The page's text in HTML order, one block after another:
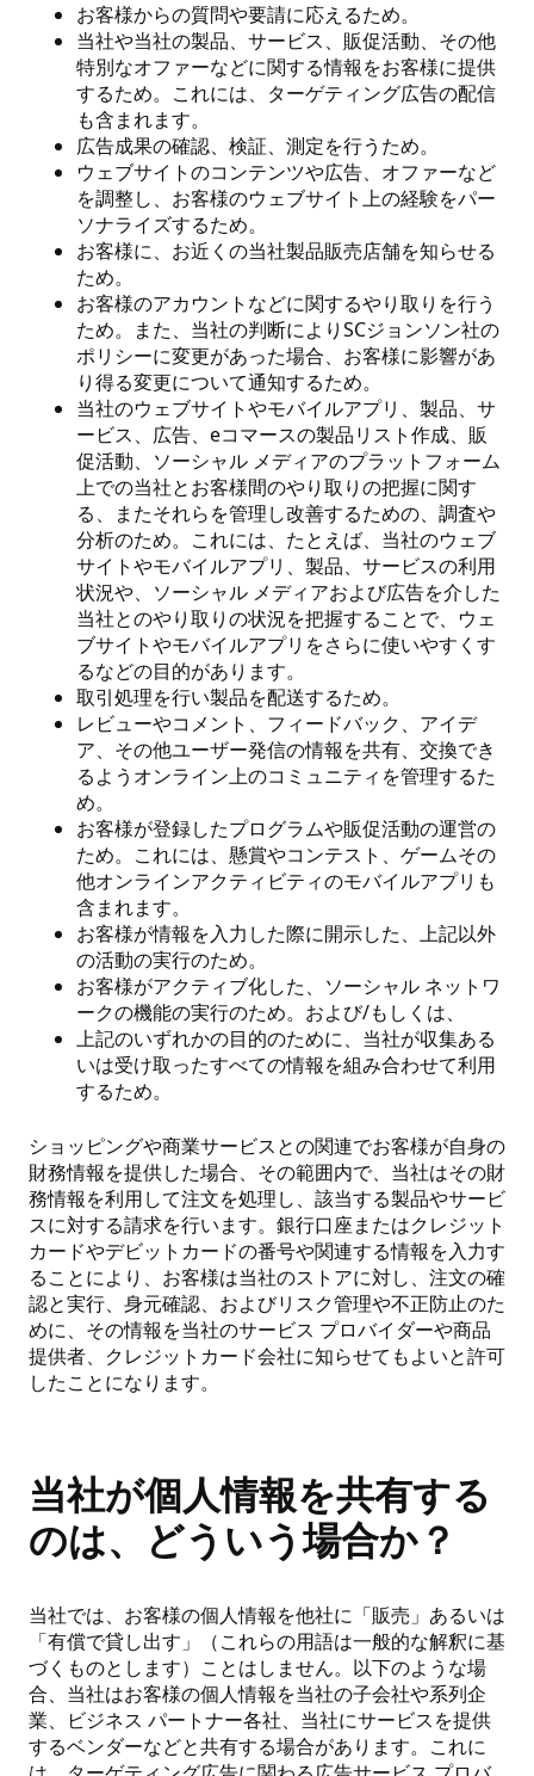
お客様からの質問や要請に応えるため。
当社や当社の製品、サービス、販促活動、その他
特別なオファーなどに関する情報をお客様に提供
するため。これには、ターゲティング広告の配信
も含まれます。
広告成果の確認、検証、測定を行うため。
ウェブサイトのコンテンツや広告、オファーなど
を調整し、お客様のウェブサイト上の経験をパー
ソナライズするため。
お客様に、お近くの当社製品販売店舗を知らせる
ため。
お客様のアカウントなどに関するやり取りを行う
ため。また、当社の判断によりSCジョンソン社の
ポリシーに変更があった場合、お客様に影響があ
り得る変更について通知するため。
当社のウェブサイトやモバイルアプリ、製品、サ
ービス、広告、eコマースの製品リスト作成、販
促活動、ソーシャル メディアのプラットフォーム
上での当社とお客様間のやり取りの把握に関す
る、またそれらを管理し改善するための、調査や
分析のため。これには、たとえば、当社のウェブ
サイトやモバイルアプリ、製品、サービスの利用
状況や、ソーシャル メディアおよび広告を介した
当社とのやり取りの状況を把握することで、ウェ
ブサイトやモバイルアプリをさらに使いやすくす
るなどの目的があります。
取引処理を行い製品を配送するため。
レビューやコメント、フィードバック、アイデ
ア、その他ユーザー発信の情報を共有、交換でき
るようオンライン上のコミュニティを管理するた
め。
お客様が登録したプログラムや販促活動の運営の
ため。これには、懸賞やコンテスト、ゲームその
他オンラインアクティビティのモバイルアプリも
含まれます。
お客様が情報を入力した際に開示した、上記以外
の活動の実行のため。
お客様がアクティブ化した、ソーシャル ネットワ
ークの機能の実行のため。および/もしくは、
上記のいずれかの目的のために、当社が収集ある
いは受け取ったすべての情報を組み合わせて利用
するため。
ショッピングや商業サービスとの関連でお客様が自身の
財務情報を提供した場合、その範囲内で、当社はその財
務情報を利用して注文を処理し、該当する製品やサービ
スに対する請求を行います。銀行口座またはクレジット
カードやデビットカードの番号や関連する情報を入力す
ることにより、お客様は当社のストアに対し、注文の確
認と実行、身元確認、およびリスク管理や不正防止のた
めに、その情報を当社のサービス プロバイダーや商品
提供者、クレジットカード会社に知らせてもよいと許可
したことになります。
当社が個人情報を共有する
のは、どういう場合か？
当社では、お客様の個人情報を他社に「販売」あるいは
「有償で貸し出す」（これらの用語は一般的な解釈に基
づくものとします）ことはしません。以下のような場
合、当社はお客様の個人情報を当社の子会社や系列企
業、ビジネス パートナー各社、当社にサービスを提供
するベンダーなどと共有する場合があります。これに